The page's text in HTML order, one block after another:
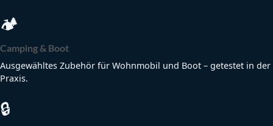
🏕
Camping & Boot
Ausgewähltes Zubehör für Wohnmobil und Boot – getestet in der
Praxis.
🔒